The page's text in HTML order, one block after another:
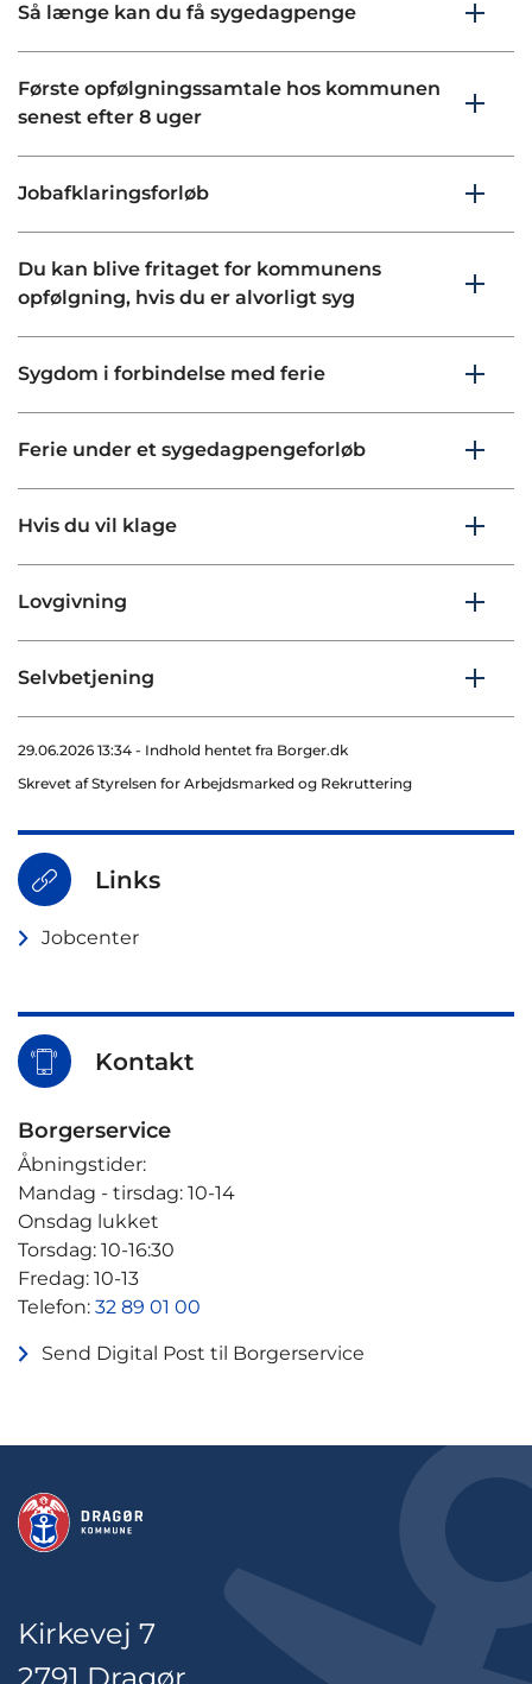
Så længe kan du få sygedagpenge
Første opfølgningssamtale hos kommunen
senest efter 8 uger
Jobafklaringsforløb
Du kan blive fritaget for kommunens
opfølgning, hvis du er alvorligt syg
Sygdom i forbindelse med ferie
Ferie under et sygedagpengeforløb
Hvis du vil klage
Lovgivning
Selvbetjening
29.06.2026 13:34 - Indhold hentet fra Borger.dk
Skrevet af Styrelsen for Arbejdsmarked og Rekruttering
Links
Jobcenter
Kontakt
Borgerservice
Åbningstider:
Mandag - tirsdag: 10-14
Onsdag lukket
Torsdag: 10-16:30
Fredag: 10-13
Telefon: 32 89 01 00
Send Digital Post til Borgerservice
Kirkevej 7